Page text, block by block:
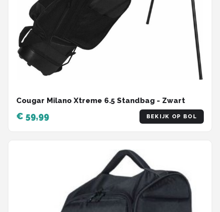
Cougar Milano Xtreme 6.5 Standbag - Zwart
€ 59,99 BEKIJK OP BOL